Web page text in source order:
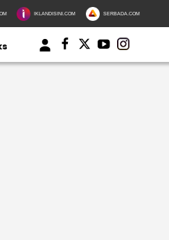
IKLANDISINI.COM SERBADA.COM